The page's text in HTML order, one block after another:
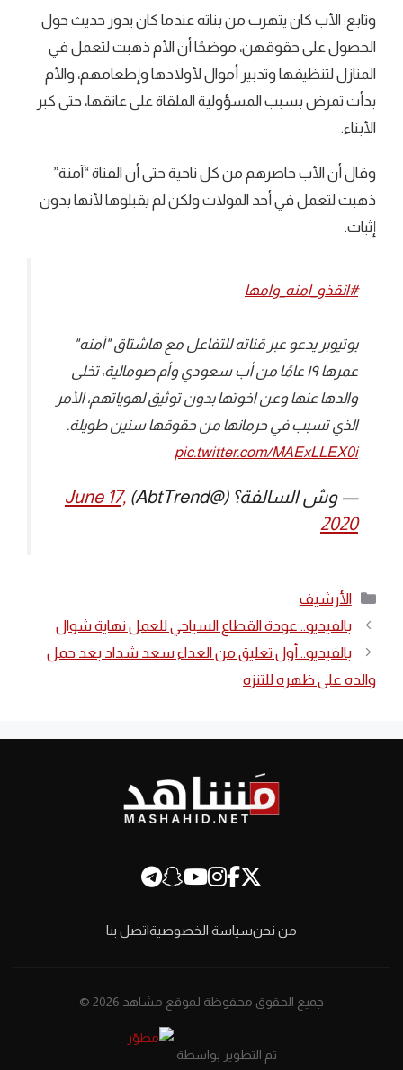
وتابع: الأب كان يتهرب من بناته عندما كان يدور حديث حول
الحصول على حقوقهن، موضحًا أن الأم ذهبت لتعمل في
المنازل لتنظيفها وتدبير أموال لأولادها وإطعامهم، والأم
بدأت تمرض بسبب المسؤولية الملقاة على عاتقها، حتى كبر
الأبناء.
وقال أن الأب حاصرهم من كل ناحية حتى أن الفتاة “آمنة”
ذهبت لتعمل في أحد المولات ولكن لم يقبلوها لأنها بدون
إثبات.
#انقذو_امنه_وامها
يوتيوبر يدعو عبر قناته للتفاعل مع هاشتاق "آمنه"
عمرها ١٩ عامًا من أب سعودي وأم صومالية، تخلى
والدها عنها وعن اخوتها بدون توثيق لهوياتهم، الأمر
الذي تسبب في حرمانها من حقوقها سنين طويلة.
pic.twitter.com/MAExLLEX0i
— وش السالفة؟ (@AbtTrend)
June 17,
2020
التصنيفات
الأرشيف
بالفيديو.. عودة القطاع السياحي للعمل نهاية شوال
بالفيديو.. أول تعليق من العداء سعد شداد بعد حمل
والده على ظهره للتنزه
من نحنسياسة الخصوصيةاتصل بنا
جميع الحقوق محفوظة لموقع مشاهد 2026 ©
تم التطوير بواسطة